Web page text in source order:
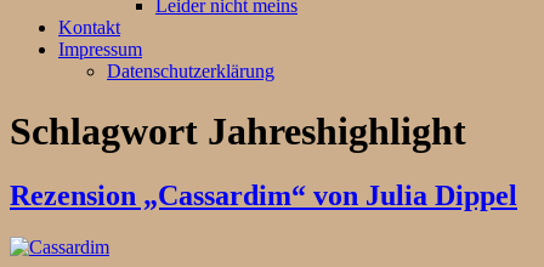
Leider nicht meins
Kontakt
Impressum
Datenschutzerklärung
Schlagwort Jahreshighlight
Rezension „Cassardim“ von Julia Dippel